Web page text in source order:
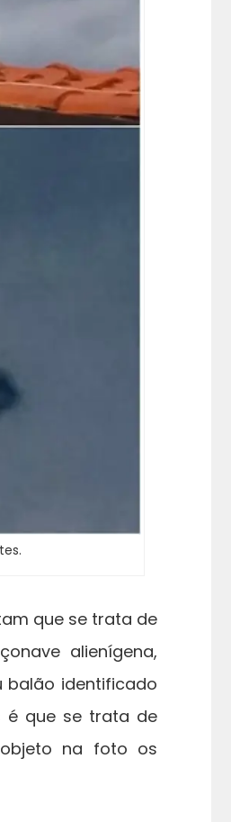
que se trata de
alienígena,
balão identificado
é que se trata de
na foto os